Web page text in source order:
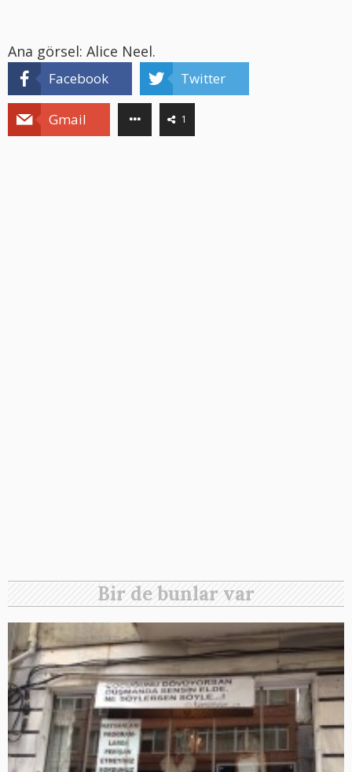
Ana görsel: Alice Neel.
Facebook Twitter
Gmail 1
Bir de bunlar var